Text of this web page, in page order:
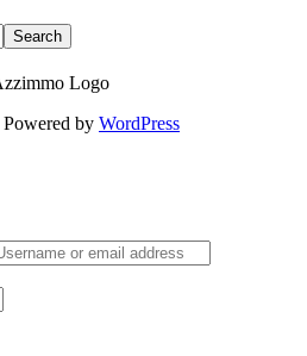
Search
Powered by WordPress